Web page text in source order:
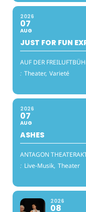
2026
07
AUG
JUST FOR FUN
AUF DER
: Theater, Varieté
2026
07
AUG
ASHES
ANTAGON
: Live-Musik, Theater
2026
08